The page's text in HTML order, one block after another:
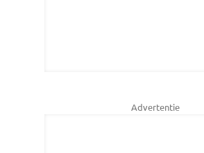
Advertentie